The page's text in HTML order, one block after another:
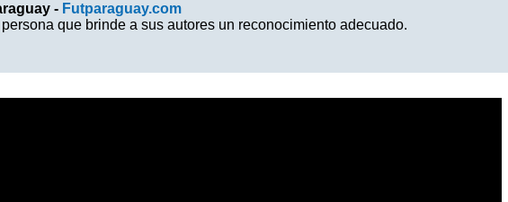
- Futparaguay.com
que brinde a sus autores un reconocimiento adecuado.